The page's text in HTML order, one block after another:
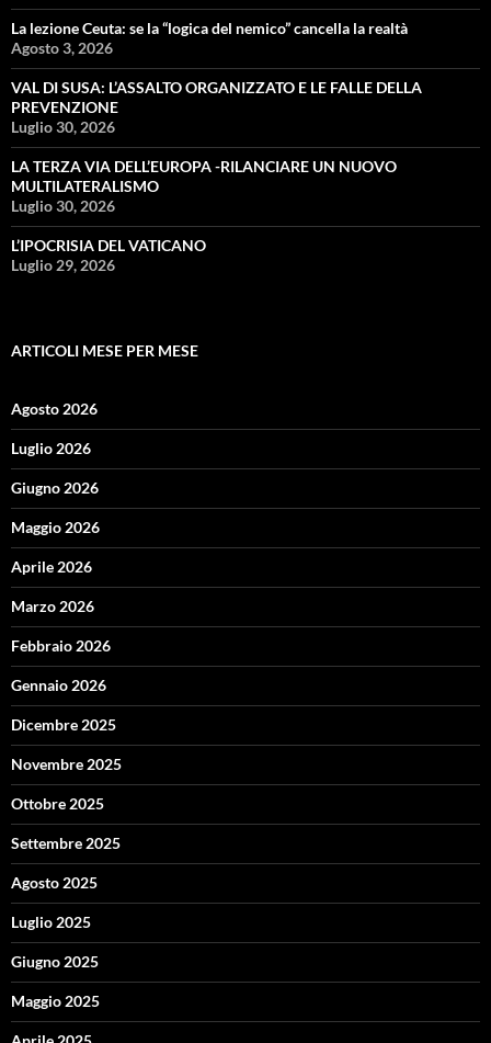
La lezione Ceuta: se la “logica del nemico” cancella la realtà
Agosto 3, 2026
VAL DI SUSA: L’ASSALTO ORGANIZZATO E LE FALLE DELLA
PREVENZIONE
Luglio 30, 2026
LA TERZA VIA DELL’EUROPA -RILANCIARE UN NUOVO
MULTILATERALISMO
Luglio 30, 2026
L’IPOCRISIA DEL VATICANO
Luglio 29, 2026
ARTICOLI MESE PER MESE
Agosto 2026
Luglio 2026
Giugno 2026
Maggio 2026
Aprile 2026
Marzo 2026
Febbraio 2026
Gennaio 2026
Dicembre 2025
Novembre 2025
Ottobre 2025
Settembre 2025
Agosto 2025
Luglio 2025
Giugno 2025
Maggio 2025